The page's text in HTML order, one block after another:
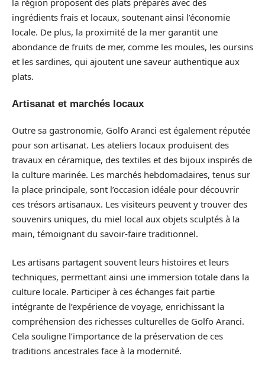
la région proposent des plats préparés avec des
ingrédients frais et locaux, soutenant ainsi l’économie
locale. De plus, la proximité de la mer garantit une
abondance de fruits de mer, comme les moules, les oursins
et les sardines, qui ajoutent une saveur authentique aux
plats.
Artisanat et marchés locaux
Outre sa gastronomie, Golfo Aranci est également réputée
pour son artisanat. Les ateliers locaux produisent des
travaux en céramique, des textiles et des bijoux inspirés de
la culture marinée. Les marchés hebdomadaires, tenus sur
la place principale, sont l’occasion idéale pour découvrir
ces trésors artisanaux. Les visiteurs peuvent y trouver des
souvenirs uniques, du miel local aux objets sculptés à la
main, témoignant du savoir-faire traditionnel.
Les artisans partagent souvent leurs histoires et leurs
techniques, permettant ainsi une immersion totale dans la
culture locale. Participer à ces échanges fait partie
intégrante de l’expérience de voyage, enrichissant la
compréhension des richesses culturelles de Golfo Aranci.
Cela souligne l’importance de la préservation de ces
traditions ancestrales face à la modernité.